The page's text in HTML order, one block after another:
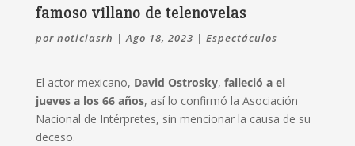
famoso villano de telenovelas
por noticiasrh |Ago 18, 2023 | Espectáculos
El actor mexicano, David Ostrosky, falleció a el
jueves a los 66 años, así lo confirmó la Asociación
Nacional de Intérpretes, sin mencionar la causa de su
deceso.